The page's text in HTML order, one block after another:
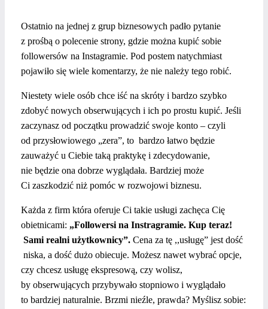
Ostatnio na jednej z grup biznesowych padło pytanie
z prośbą o polecenie strony, gdzie można kupić sobie
followersów na Instagramie. Pod postem natychmiast
pojawiło się wiele komentarzy, że nie należy tego robić.
Niestety wiele osób chce iść na skróty i bardzo szybko
zdobyć nowych obserwujących i ich po prostu kupić. Jeśli
zaczynasz od początku prowadzić swoje konto – czyli
od przysłowiowego „zera”, to bardzo łatwo będzie
zauważyć u Ciebie taką praktykę i zdecydowanie,
nie będzie ona dobrze wyglądała. Bardziej może
Ci zaszkodzić niż pomóc w rozwojowi biznesu.
Każda z firm która oferuje Ci takie usługi zachęca Cię
obietnicami: „Followersi na Instragramie. Kup teraz!
Sami realni użytkownicy”. Cena za tę ,,usługę” jest dość
niska, a dość dużo obiecuje. Możesz nawet wybrać opcje,
czy chcesz usługę ekspresową, czy wolisz,
by obserwujących przybywało stopniowo i wyglądało
to bardziej naturalnie. Brzmi nieźle, prawda? Myślisz sobie: